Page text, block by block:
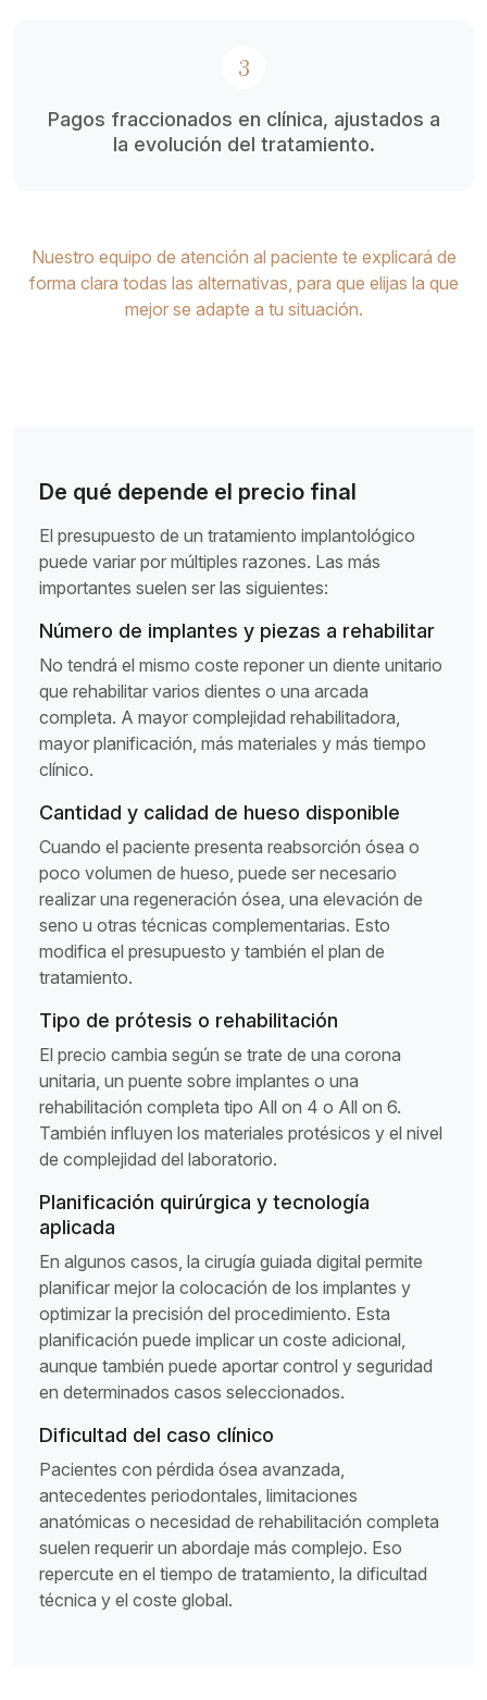
3
Pagos fraccionados en clínica, ajustados a
la evolución del tratamiento.
Nuestro equipo de atención al paciente te explicará de
forma clara todas las alternativas, para que elijas la que
mejor se adapte a tu situación.
De qué depende el precio final
El presupuesto de un tratamiento implantológico
puede variar por múltiples razones. Las más
importantes suelen ser las siguientes:
Número de implantes y piezas a rehabilitar
No tendrá el mismo coste reponer un diente unitario
que rehabilitar varios dientes o una arcada
completa. A mayor complejidad rehabilitadora,
mayor planificación, más materiales y más tiempo
clínico.
Cantidad y calidad de hueso disponible
Cuando el paciente presenta reabsorción ósea o
poco volumen de hueso, puede ser necesario
realizar una regeneración ósea, una elevación de
seno u otras técnicas complementarias. Esto
modifica el presupuesto y también el plan de
tratamiento.
Tipo de prótesis o rehabilitación
El precio cambia según se trate de una corona
unitaria, un puente sobre implantes o una
rehabilitación completa tipo All on 4 o All on 6.
También influyen los materiales protésicos y el nivel
de complejidad del laboratorio.
Planificación quirúrgica y tecnología
aplicada
En algunos casos, la cirugía guiada digital permite
planificar mejor la colocación de los implantes y
optimizar la precisión del procedimiento. Esta
planificación puede implicar un coste adicional,
aunque también puede aportar control y seguridad
en determinados casos seleccionados.
Dificultad del caso clínico
Pacientes con pérdida ósea avanzada,
antecedentes periodontales, limitaciones
anatómicas o necesidad de rehabilitación completa
suelen requerir un abordaje más complejo. Eso
repercute en el tiempo de tratamiento, la dificultad
técnica y el coste global.